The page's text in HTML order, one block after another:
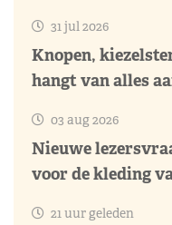
31 jul 2026
Knopen,
hangt van alles
03 aug 2026
Nieuwe
voor de kleding
21 uur geleden